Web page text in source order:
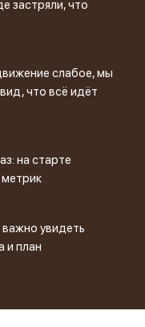
застряли, что
слабое, мы
что всё идёт
на старте
увидеть
и план